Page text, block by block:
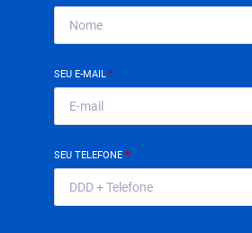
SEU E-MAIL *
SEU TELEFONE *